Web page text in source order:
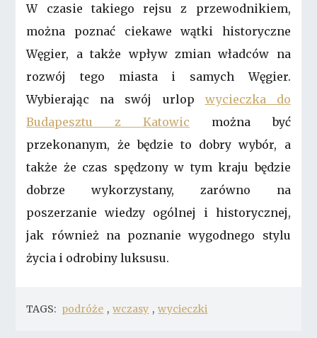
W czasie takiego rejsu z przewodnikiem,
można poznać ciekawe wątki historyczne
Węgier, a także wpływ zmian władców na
rozwój tego miasta i samych Węgier.
Wybierając na swój urlop wycieczka do
Budapesztu z Katowic można być
przekonanym, że będzie to dobry wybór, a
także że czas spędzony w tym kraju będzie
dobrze wykorzystany, zarówno na
poszerzanie wiedzy ogólnej i historycznej,
jak również na poznanie wygodnego stylu
życia i odrobiny luksusu.
TAGS: podróże , wczasy , wycieczki